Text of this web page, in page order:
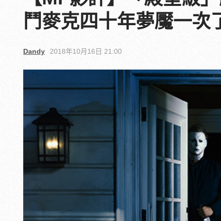
鬥麥克四十年夢魘一次
Dandy 2018年10月16日 21:00